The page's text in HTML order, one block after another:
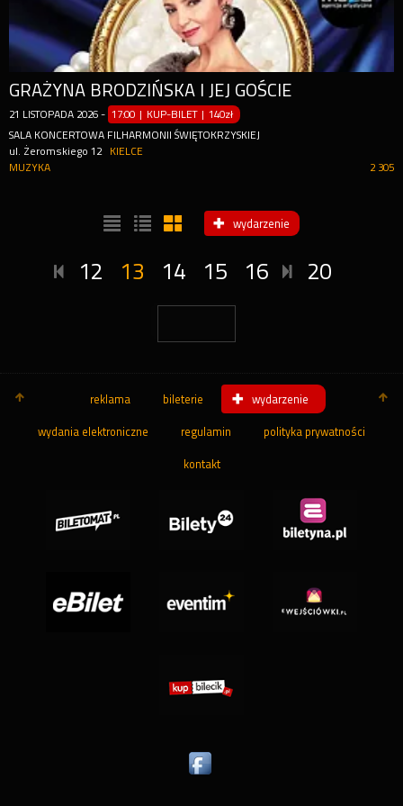
GRAŻYNA BRODZIŃSKA I JEJ GOŚCIE
21 LISTOPADA 2026 - 17:00 | KUP-BILET |140zł
SALA KONCERTOWA FILHARMONII ŚWIĘTOKRZYSKIEJ
ul. Żeromskiego 12
KIELCE
2 305
MUZYKA
wydarzenie
12 13 14 15 16 20
reklama bileterie wydarzenie
wydania elektroniczne regulamin polityka prywatności
kontakt